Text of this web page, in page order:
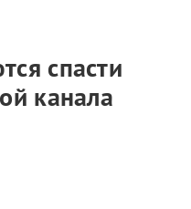
спасти
канала